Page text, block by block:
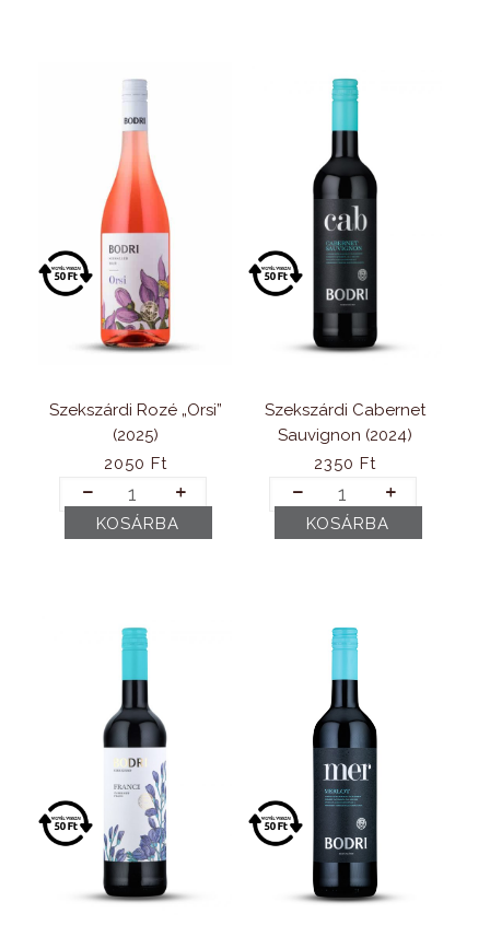
Szekszárdi Rozé „Orsi”
(2025)
2050 Ft
Szekszárdi
Rozé
„Orsi”
KOSÁRBA
Szekszárdi Cabernet
Sauvignon (2024)
2350Ft
Szekszárdi
Cabernet
Sauvignon
KOSÁRBA